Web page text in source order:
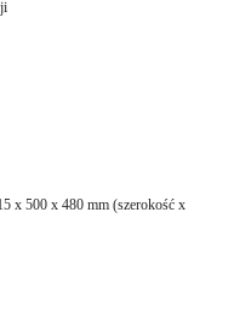
x 500 x 480 mm (szerokość x